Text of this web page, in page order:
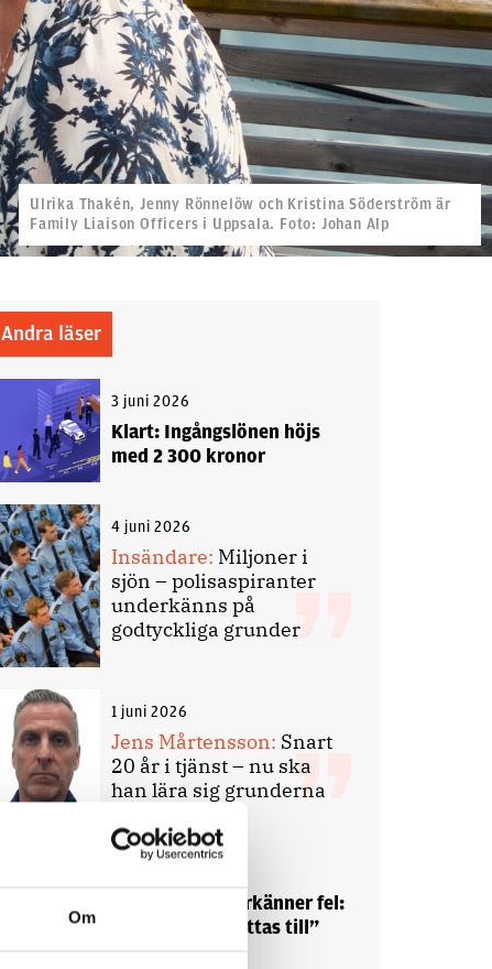
Om
Ulrika Thakén, Jenny Rönnelöw och Kristina Söderström är
Family Liaison Officers i Uppsala. Foto: Johan Alp
Andra läser
3 juni 2026
Klart: Ingångslönen höjs
med 2 300 kronor
4 juni 2026
Insändare: Miljoner i
sjön – polisaspiranter
underkänns på
godtyckliga grunder
1 juni 2026
Jens Mårtensson: Snart
20 år i tjänst – nu ska
han lära sig grunderna
Polisregionen erkänner fel:
”Kommer att rättas till”